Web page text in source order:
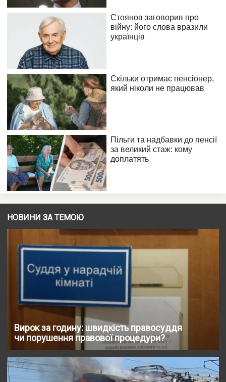
НОВИНИ ЗА ТЕМОЮ
Вирок за годину: швидкість правосуддя
чи порушення правової процедури?